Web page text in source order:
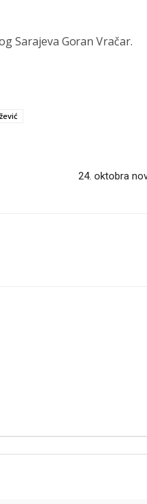
Sarajeva Goran Vračar.
24. oktobra